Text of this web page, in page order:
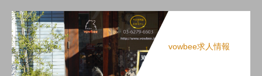
vowbee求人情報